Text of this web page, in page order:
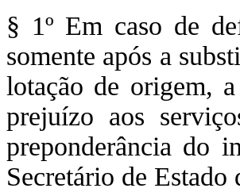
§ 1º Em caso de
somente após a
lotação de origem,
prejuízo aos
preponderância do
Secretário de Estado